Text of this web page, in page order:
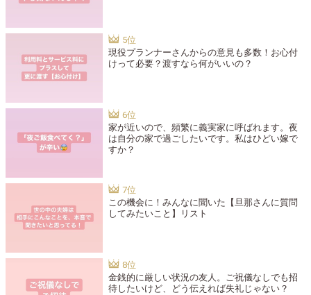
現役プランナーさんからの意見も多数！お心付
けって必要？渡すなら何がいいの？
家が近いので、頻繁に義実家に呼ばれます。夜
は自分の家で過ごしたいです。私はひどい嫁で
すか？
この機会に！みんなに聞いた【旦那さんに質問
してみたいこと】リスト
金銭的に厳しい状況の友人。ご祝儀なしでも招
待したいけど、どう伝えれば失礼じゃない？